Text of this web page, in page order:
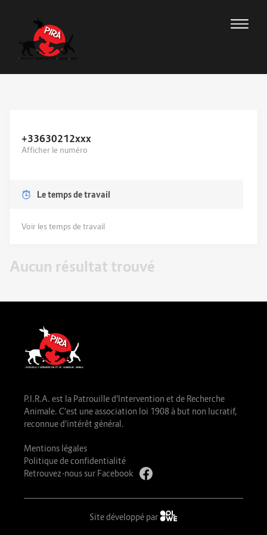
+33630212xxx
Afficher le numéro
Le temps de travail
Voir les temps de travail
Aucun résultat trouvé
P.I.R.A. est la Patrouille d’Intervention et de Recherche
Animale. C’est une association loi 1908 à but non lucratif,
reconnue d’intérêt général.
Mentions légales
Politique de confidentialité
Retrouvez-nous sur Facebook
Site développé par